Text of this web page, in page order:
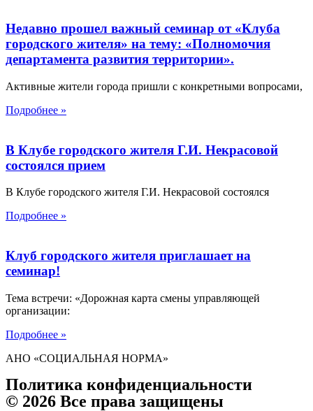
Недавно прошел важный семинар от «Клуба
городского жителя» на тему: «Полномочия
департамента развития территории».
Активные жители города пришли с конкретными вопросами,
Подробнее »
В Клубе городского жителя Г.И. Некрасовой
состоялся прием
В Клубе городского жителя Г.И. Некрасовой состоялся
Подробнее »
Клуб городского жителя приглашает на
семинар!
Тема встречи: «Дорожная карта смены управляющей
организации:
Подробнее »
АНО «СОЦИАЛЬНАЯ НОРМА»
Политика конфиденциальности
© 2026 Все права защищены